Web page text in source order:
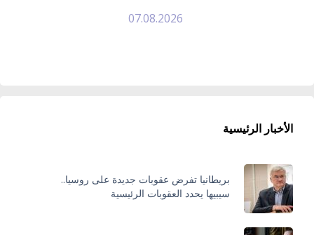
07.08.2026
الأخبار الرئيسية
بريطانيا تفرض عقوبات جديدة على روسيا..
سيبيها يحدد العقوبات الرئيسية